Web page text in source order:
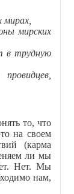
мирских
в трудную
то, что
на своем
(карма
ли мы
Нет. Мы
нам,